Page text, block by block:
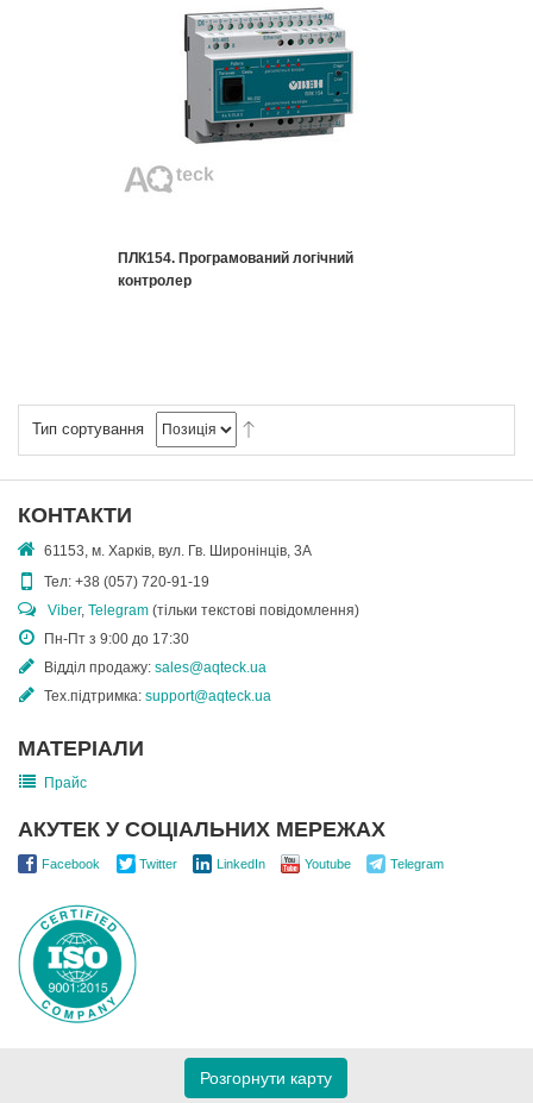
ПЛК154. Програмований логічний
контролер
Тип сортування
КОНТАКТИ
61153, м. Харків, вул. Гв. Широнінців, 3А
Тел: +38 (057) 720-91-19
Viber, Telegram (тільки текстові повідомлення)
Пн-Пт з 9:00 до 17:30
Відділ продажу: sales@aqteck.ua
Тех.підтримка: support@aqteck.ua
МАТЕРІАЛИ
Прайс
АКУТЕК У СОЦІАЛЬНИХ МЕРЕЖАХ
Facebook Twitter LinkedIn Youtube Telegram
Розгорнути карту